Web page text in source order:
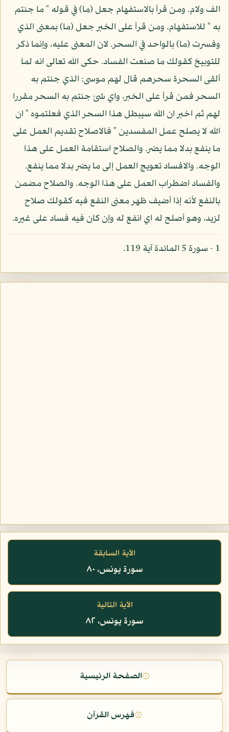
الف ولام. ومن قرأ بالاستفهام جعل (ما) في قوله " ما جئتم
به " للاستفهام. ومن قرأ على الخبر جعل (ما) بمعنى الذي
وفسرت (ما) بالواحد في السحر. لان المعنى عليه، وإنما ذكر
للتوبيخ كقولك ما صنعت الفساد. حكى الله تعالى انه لما
ألقى السحرة سحرهم قال لهم موسى: الذي جئتم به
السحر فمن قرأ على الخبر، واي شئ جئتم به السحر مقررا
لهم ثم اخبر ان الله سيبطل هذا السحر الذي فعلتموه " ان
الله لا يصلح عمل المفسدين " فالاصلاح تقديم العمل على
ما ينفع بدلا مما يضر. والصلاح استقامة العمل على هذا
الوجه. والافساد تعويج العمل إلى ما يضر بدلا مما ينفع.
والفساد اضطراب العمل على هذا الوجه. والصلاح مضمن
بالنفع لأنه إذا أضيف ظهر معنى النفع فيه كقولك صلاح
لزيد، وهو أصلح له اي انفع له وإن كان فيه فساد على غيره.
1 - سورة 5 المائدة آية 119.
الآية السابقة
سورة يونس، ٨٠
الآية التالية
سورة يونس، ٨٢
۞الصفحة الرئيسية
۞فهرس القرآن